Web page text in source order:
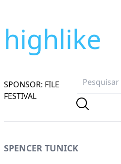
highlike
SPONSOR: FILE
FESTIVAL
SPENCER TUNICK